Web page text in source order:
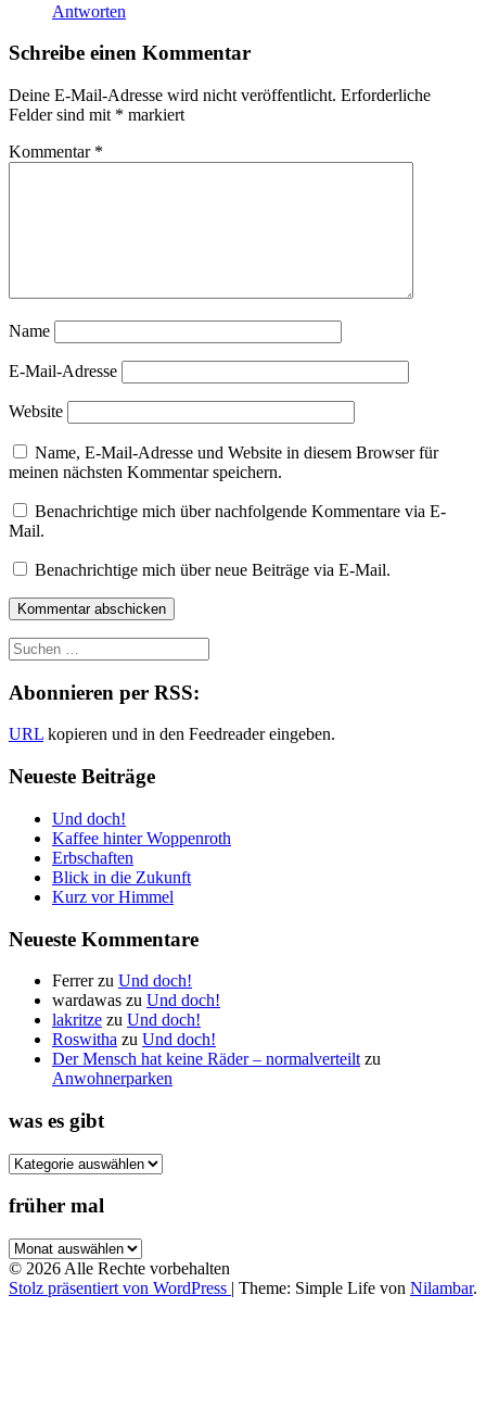
Antworten
Schreibe einen Kommentar
Deine E-Mail-Adresse wird nicht veröffentlicht. Erforderliche
Felder sind mit * markiert
Kommentar *
Name
E-Mail-Adresse
Website
Name, E-Mail-Adresse und Website in diesem Browser für
meinen nächsten Kommentar speichern.
Benachrichtige mich über nachfolgende Kommentare via E-
Mail.
Benachrichtige mich über neue Beiträge via E-Mail.
Abonnieren per RSS:
URL kopieren und in den Feedreader eingeben.
Neueste Beiträge
Und doch!
Kaffee hinter Woppenroth
Erbschaften
Blick in die Zukunft
Kurz vor Himmel
Neueste Kommentare
Ferrerzu Und doch!
wardawas zu Und doch!
lakritze zu Und doch!
Roswitha zu Und doch!
Der Mensch hat keine Räder – normalverteilt zu
Anwohnerparken
was es gibt
was
gibt
früher mal
früher
mal
© 2026 Alle Rechte vorbehalten
Stolz präsentiert von WordPress | Theme: Simple Life von Nilambar.